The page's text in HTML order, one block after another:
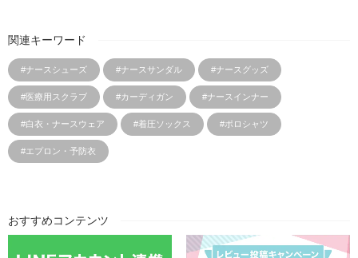
関連キーワード
#ナースシューズ #ナースサンダル #ナースグッズ
#医療用スクラブ #カーディガン #ナースインナー
#白衣・ナースウェア #着圧ソックス #ポロシャツ
#エプロン・予防衣
おすすめコンテンツ